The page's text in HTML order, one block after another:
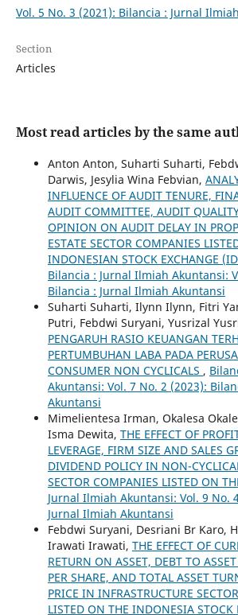
Vol. 5 No. 3 (2021): Bilancia : Jurnal
Section
Articles
Most read articles by the same
Anton Anton, Suharti Suharti,
Darwis, Jesylia Wina Febvian,
INFLUENCE OF AUDIT TENURE,
AUDIT COMMITTEE, AUDIT
OPINION ON AUDIT DELAY IN
ESTATE SECTOR COMPANIES
INDONESIAN STOCK EXCHANGE
Bilancia : Jurnal Ilmiah Akuntansi:
Bilancia : Jurnal Ilmiah Akuntansi
Suharti Suharti, Ilynn Ilynn, Fitri
Putri, Febdwi Suryani, Yusrizal
PENGARUH RASIO KEUANGAN
PERTUMBUHAN LABA PADA
CONSUMER NON CYCLICALS ,
Akuntansi: Vol. 7 No. 2 (2023):
Akuntansi
Mimelientesa Irman, Okalesa
Isma Dewita, THE EFFECT OF
LEVERAGE, FIRM SIZE AND SALES
DIVIDEND POLICY IN NON-
SECTOR COMPANIES LISTED ON
Jurnal Ilmiah Akuntansi: Vol. 9 No.
Jurnal Ilmiah Akuntansi
Febdwi Suryani, Desriani Br Karo,
Irawati Irawati, THE EFFECT OF
RETURN ON ASSET, DEBT TO
PER SHARE, AND TOTAL ASSET
PRICE IN INFRASTRUCTURE
LISTED ON THE INDONESIA STOCK